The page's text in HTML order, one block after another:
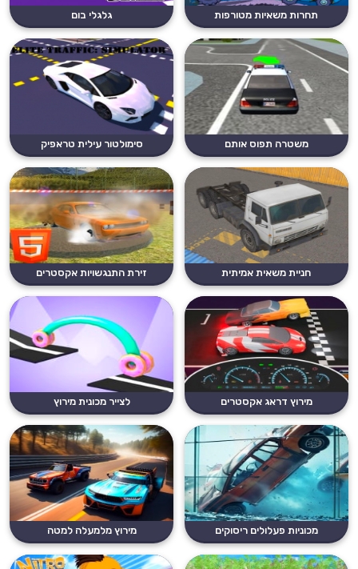
תחרות משאיות מטורפות גלגלי בום
משטרה תפוס אותם סימולטור עילית טראפיק
חניית משאית אמיתית זירת התנגשויות אקסטרים
מירוץ דראג אקסטרים לצייר מכונית מירוץ
מכוניות פעלולים ריסוקים מירוץ מלמעלה למטה